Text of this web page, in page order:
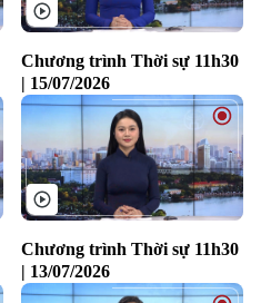
Chương trình Thời sự 11h30
| 15/07/2026
Chương trình Thời sự 11h30
| 13/07/2026